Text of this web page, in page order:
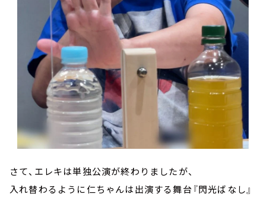
さて、エレキは単独公演が終わりましたが、
入れ替わるように仁ちゃんは出演する舞台『閃光ばなし』